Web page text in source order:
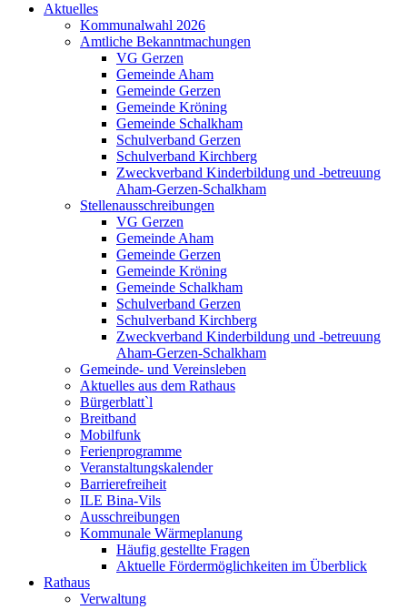
Aktuelles
Kommunalwahl 2026
Amtliche Bekanntmachungen
VG Gerzen
Gemeinde Aham
Gemeinde Gerzen
Gemeinde Kröning
Gemeinde Schalkham
Schulverband Gerzen
Schulverband Kirchberg
Zweckverband Kinderbildung und -betreuung
Aham-Gerzen-Schalkham
Stellenausschreibungen
VG Gerzen
Gemeinde Aham
Gemeinde Gerzen
Gemeinde Kröning
Gemeinde Schalkham
Schulverband Gerzen
Schulverband Kirchberg
Zweckverband Kinderbildung und -betreuung
Aham-Gerzen-Schalkham
Gemeinde- und Vereinsleben
Aktuelles aus dem Rathaus
Bürgerblatt`l
Breitband
Mobilfunk
Ferienprogramme
Veranstaltungskalender
Barrierefreiheit
ILE Bina-Vils
Ausschreibungen
Kommunale Wärmeplanung
Häufig gestellte Fragen
Aktuelle Fördermöglichkeiten im Überblick
Rathaus
Verwaltung